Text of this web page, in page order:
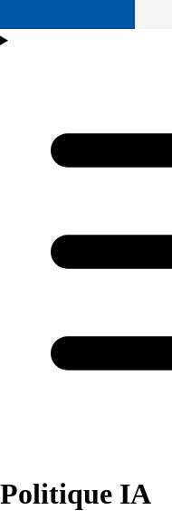
Politique IA